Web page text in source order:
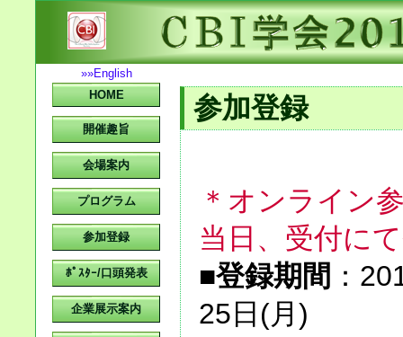
»»English
HOME
開催趣旨
会場案内
プログラム
参加登録
ﾎﾟｽﾀｰ/口頭発表
企業展示案内
参加登録
＊オンライン
当日、受付に
■登録期間 ：
25日(月)